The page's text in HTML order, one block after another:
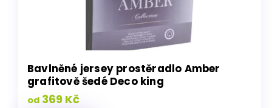
Bavlněné jersey prostěradlo Amber
grafitově šedé Deco king
od 369 Kč